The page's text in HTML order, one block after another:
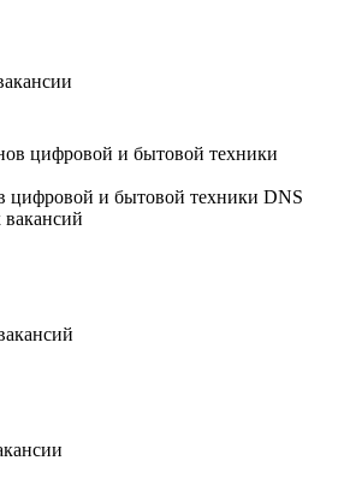
цифровой и бытовой техники DNS